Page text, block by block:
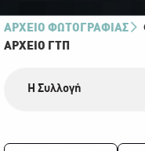
ΑΡΧΕΙΟ ΦΩΤΟΓΡΑΦΙΑΣ
ΑΡΧΕΊΟ ΓΤΠ
Η Συλλογή